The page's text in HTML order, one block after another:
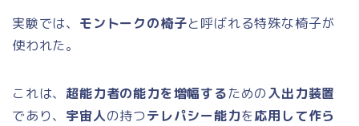
実験では、 モントークの椅子と呼ばれる特殊な椅子が
使われた。
これは、 超能力者の能力を増幅するための入出力装置
であり、 宇宙人の持つテレパシー能力を応用して作ら